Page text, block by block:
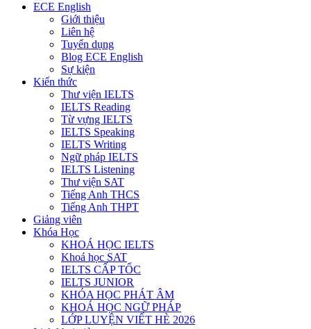
ECE English
Giới thiệu
Liên hệ
Tuyển dụng
Blog ECE English
Sự kiện
Kiến thức
Thư viện IELTS
IELTS Reading
Từ vựng IELTS
IELTS Speaking
IELTS Writing
Ngữ pháp IELTS
IELTS Listening
Thư viện SAT
Tiếng Anh THCS
Tiếng Anh THPT
Giảng viên
Khóa Học
KHOÁ HỌC IELTS
Khoá học SAT
IELTS CẤP TỐC
IELTS JUNIOR
KHÓA HỌC PHÁT ÂM
KHOÁ HỌC NGỮ PHÁP
LỚP LUYỆN VIẾT HÈ 2026